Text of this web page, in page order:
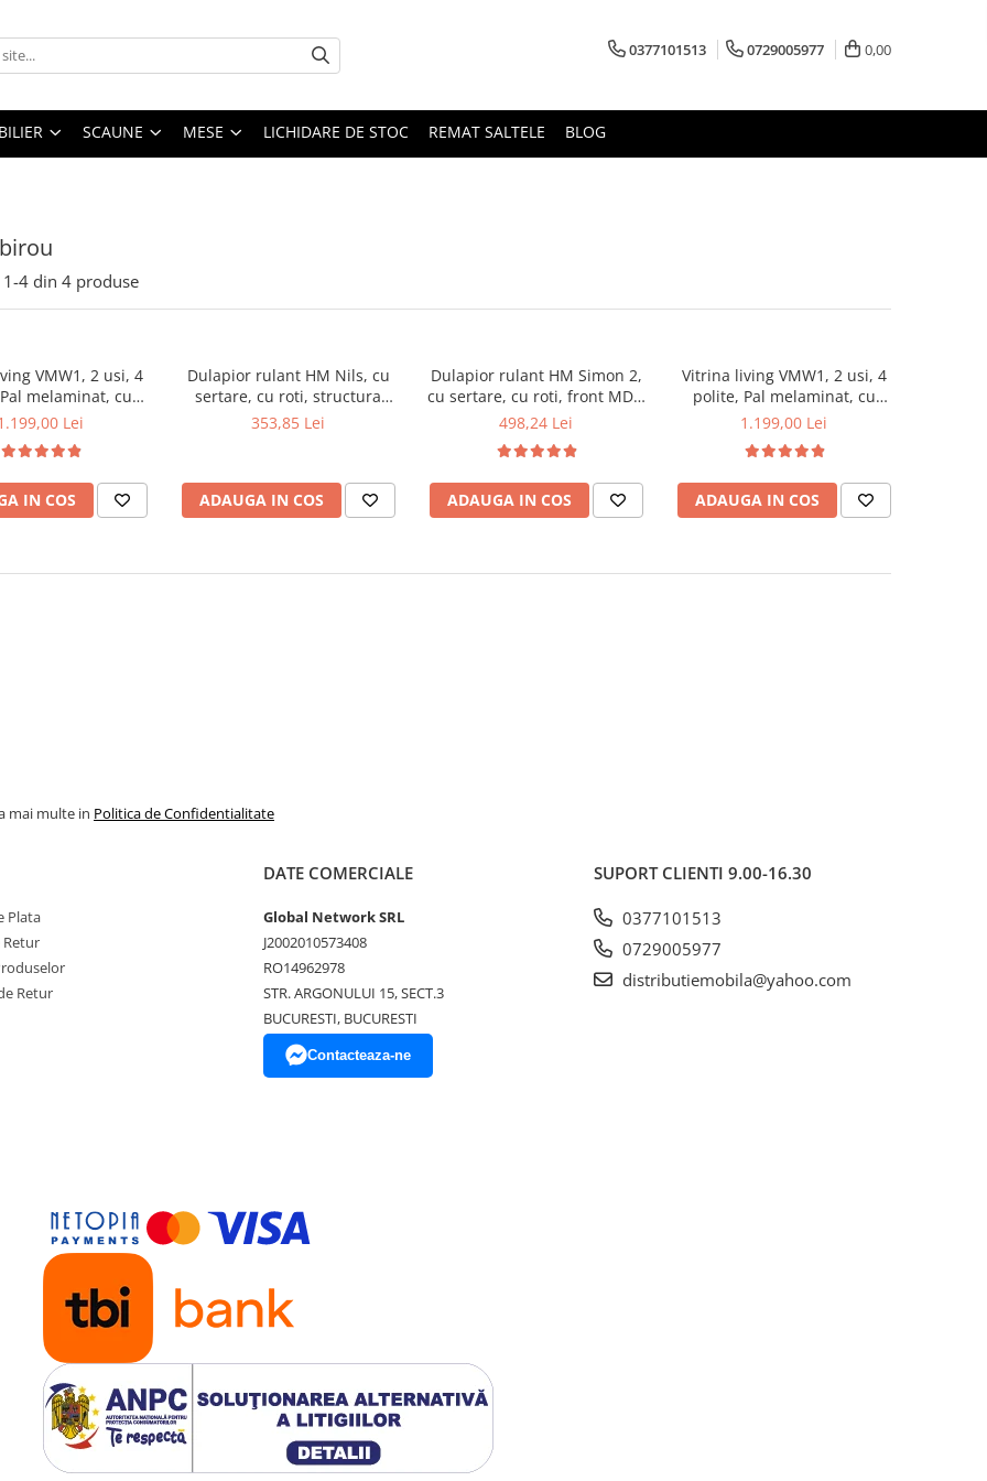
0377101513 0729005977 0,00
SCAUNE MESE LICHIDARE DE STOC REMAT SALTELE BLOG
1-4 din 4 produse
VMW1, 2 usi, 4
melaminat, cu
MDF, Nuc
Lei
IN COS
Dulapior rulant HM Nils, cu
sertare, cu roti, structura
lemn, natur
353,85 Lei
ADAUGA IN COS
Dulapior rulant HM Simon 2,
cu sertare, cu roti, front MDF,
alb
498,24 Lei
ADAUGA IN COS
Vitrina living VMW1, 2 usi, 4
polite, Pal melaminat, cu
insertii MDF, Alb Antichizat
1.199,00 Lei
ADAUGA IN COS
mai multe in Politica de Confidentialitate
Plata
Retur
Retur
DATE COMERCIALE
Global Network SRL
J2002010573408
RO14962978
STR. ARGONULUI 15, SECT.3
BUCURESTI, BUCURESTI
Contacteaza-ne
SUPORT CLIENTI 9.00-16.30
0377101513
0729005977
distributiemobila@yahoo.com